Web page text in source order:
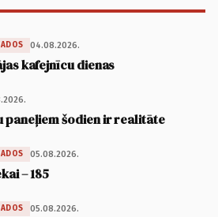
04.08.2026.
kafejnīcu dienas
paneļiem šodien ir realitāte
05.08.2026.
– 185
05.08.2026.